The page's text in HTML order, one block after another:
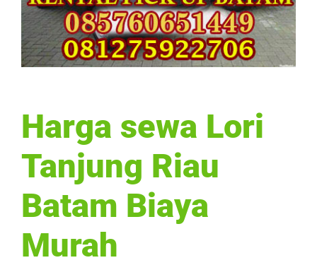
Harga sewa Lori
Tanjung Riau
Batam Biaya
Murah